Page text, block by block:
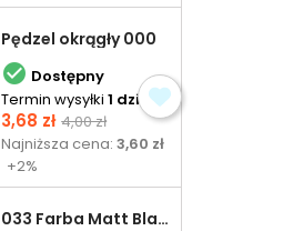
Pędzel okrągły 000
 Dostępny
Termin wysyłki 1 dzień
Cena
3,68 zł Cena
podstawowa
4,00 zł
Najniższa cena:3,60 zł
+2%
033 Farba Matt Black - olejna